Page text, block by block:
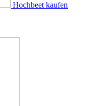
Hochbeet kaufen